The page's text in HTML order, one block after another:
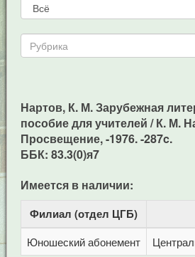
Нартов, К. М. Зарубежная
пособие для учителей / К. М.
Просвещение, -1976. -287c.
ББК: 83.3(0)я7
Имеется в наличии:
Филиал (отдел ЦГБ)
Юношеский абонемент